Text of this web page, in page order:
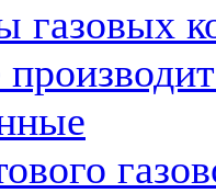
газовых